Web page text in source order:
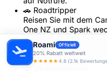
🚗 Roadtripper
Reisen Sie mit dem
One NZ und Spark
– unsere eSIM wählt
Signal. Genießen Sie
State Highway 1 und
🏖️ Strandurlauber
Roami Offiziell
20% Rabatt weltweit
★★★★★4.8 (2.1k